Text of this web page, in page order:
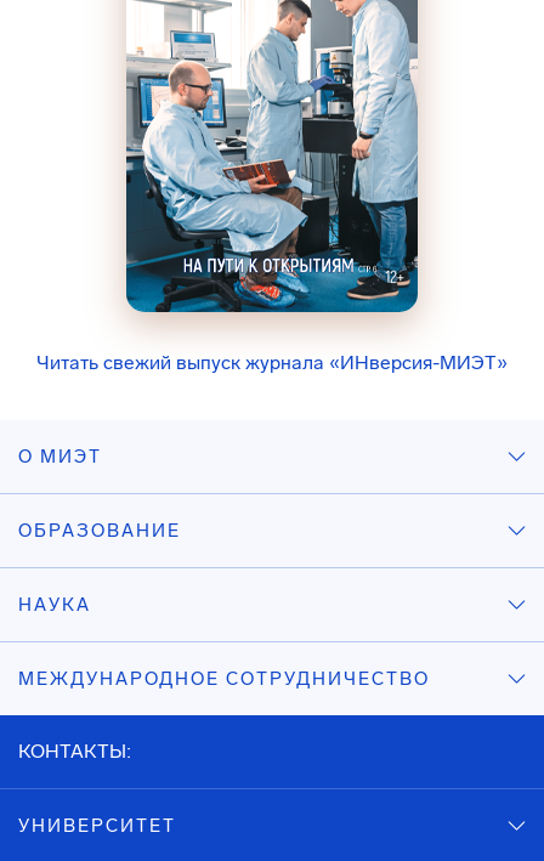
Читать свежий выпуск журнала «ИНверсия-МИЭТ»
О МИЭТ
ОБРАЗОВАНИЕ
НАУКА
МЕЖДУНАРОДНОЕ СОТРУДНИЧЕСТВО
КОНТАКТЫ:
УНИВЕРСИТЕТ